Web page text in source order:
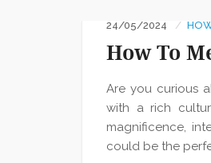
24/05/2024
How To
Are you curious
with a rich
magnificence,
could be the